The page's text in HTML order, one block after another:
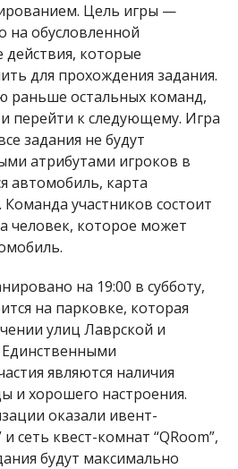
Цель игры —
на обусловленной
действия, которые
для прохождения задания.
раньше остальных команд,
перейти к следующему. Игра
задания не будут
атрибутами игроков в
автомобиль, карта
участников состоит
человек, которое может
на 19:00 в субботу,
на парковке, которая
улиц Лаврской и
являются наличия
и хорошего настроения.
оказали ивент-
сеть квест-комнат “QRoom”,
будут максимально